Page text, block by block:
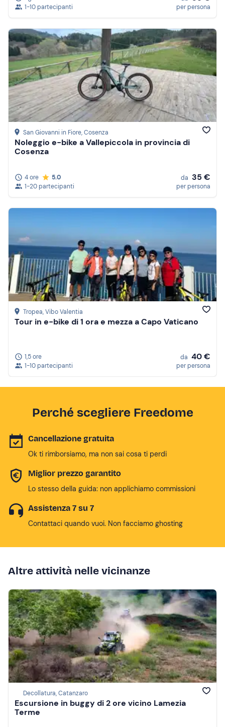
1-10 partecipanti
per persona
San Giovanni in Fiore, Cosenza
Noleggio e-bike a Vallepiccola in provincia di
Cosenza
4 ore
5.0
1-20 partecipanti
da 35 €
per persona
Tropea, Vibo Valentia
Tour in e-bike di 1 ora e mezza a Capo Vaticano
1,5 ore
1-10 partecipanti
da 40 €
per persona
Perché scegliere Freedome
Cancellazione gratuita
Ok ti rimborsiamo, ma non sai cosa ti perdi
Miglior prezzo garantito
Lo stesso della guida: non applichiamo commissioni
Assistenza 7 su 7
Contattaci quando vuoi. Non facciamo ghosting
Altre attività nelle vicinanze
Decollatura, Catanzaro
Escursione in buggy di 2 ore vicino Lamezia
Terme